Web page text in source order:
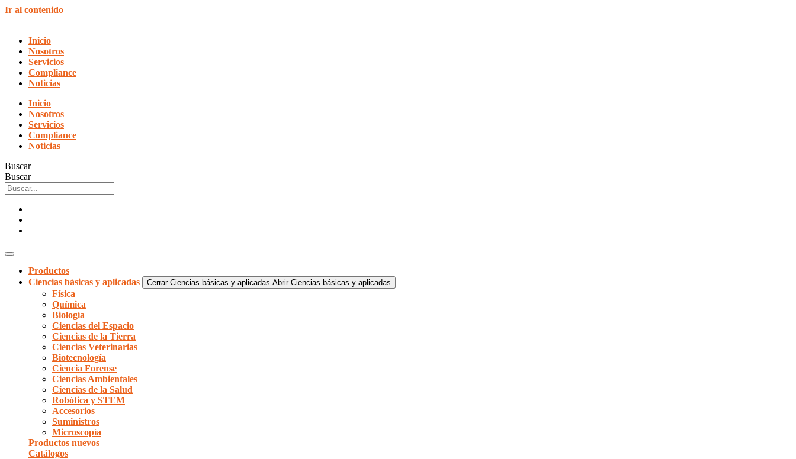
Ir al contenido
Inicio
Nosotros
Servicios
Compliance
Noticias
Inicio
Nosotros
Servicios
Compliance
Noticias
Buscar
Buscar
Productos
Ciencias básicas y aplicadas
Cerrar Ciencias básicas y aplicadas Abrir Ciencias básicas y aplicadas
Física
Química
Biología
Ciencias del Espacio
Ciencias de la Tierra
Ciencias Veterinarias
Biotecnología
Ciencia Forense
Ciencias Ambientales
Ciencias de la Salud
Robótica y STEM
Accesorios
Suministros
Microscopía
Productos nuevos
Catálogos